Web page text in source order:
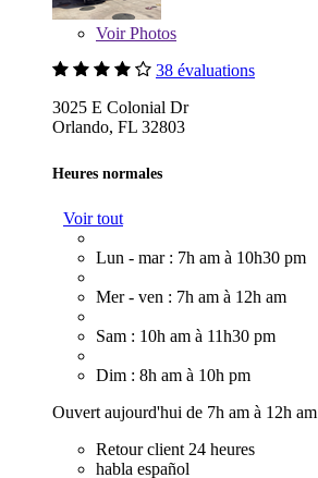
VoirPhotos
38 évaluations
3025 E Colonial Dr
Orlando, FL 32803
Heures normales
Voir tout
Lun - mar : 7h am à 10h30 pm
Mer - ven : 7h am à 12h am
Sam : 10h am à 11h30 pm
Dim : 8h am à 10h pm
Ouvert aujourd'hui de 7h am à 12h am
Retour client 24 heures
habla español